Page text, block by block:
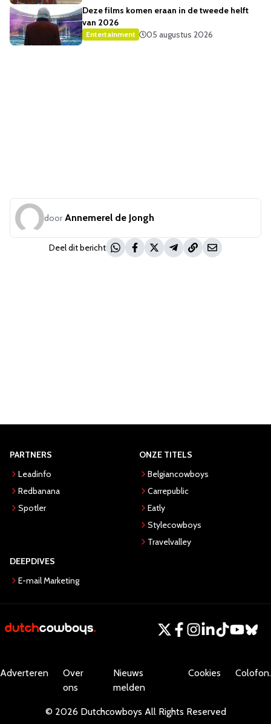
Deze films komen eraan in de tweede helft
van 2026
Entertainment 05 augustus 2026
door Annemerel de Jongh
Deel dit bericht
PARTNERS
Leadinfo
Redbanana
Spotler
ONZE TITELS
Belgiancowboys
Carrepublic
Eatly
Stylecowboys
Travelvalley
DEEPDIVES
E-mail Marketing
Adverteren
Over
ons
Nieuws
melden
Cookies Colofon.
© 2026 Dutchcowboys All Rights Reserved